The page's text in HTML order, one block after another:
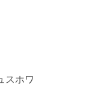
スホワ